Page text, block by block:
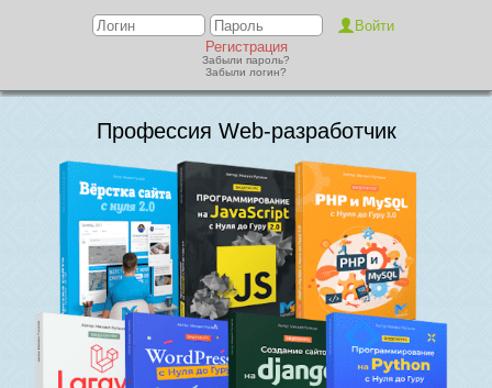
Регистрация
Забыли пароль?
Забыли логин?
Профессия Web-разработчик